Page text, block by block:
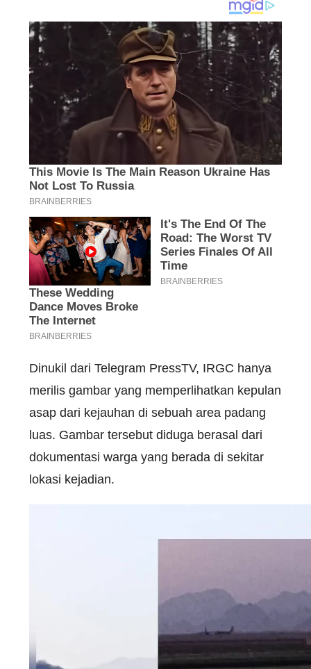
Dinukil dari Telegram PressTV, IRGC hanya
merilis gambar yang memperlihatkan kepulan
asap dari kejauhan di sebuah area padang
luas. Gambar tersebut diduga berasal dari
dokumentasi warga yang berada di sekitar
lokasi kejadian.